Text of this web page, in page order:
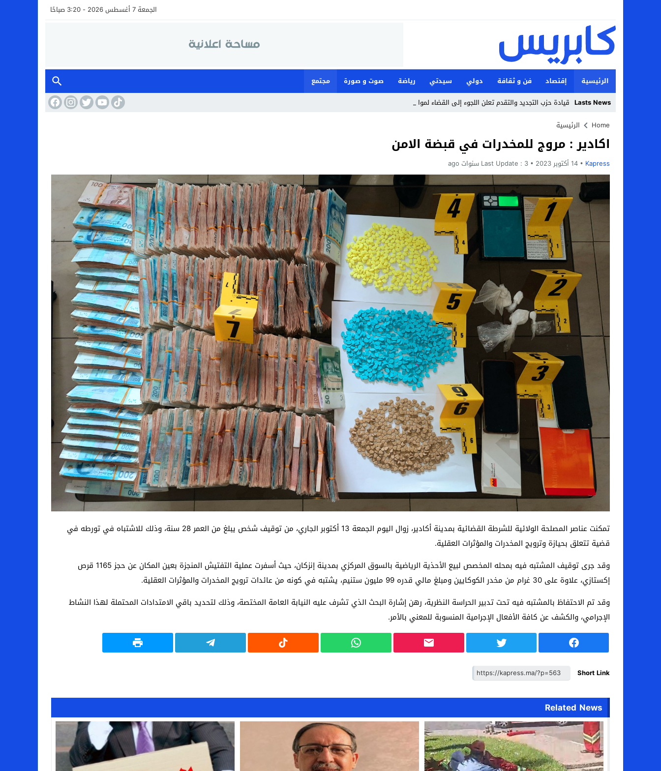
الجمعة 7 أغسطس 2026 - 3:20 صباحًا
الرئيسية إقتصاد فن و ثقافة دولي سيدتي رياضة صوت و صورة
مجتمع
Lasts News قيادة حزب التجديد والتقدم تعلن اللجوء إلى القضاء لمواجهة ما وصف _
Stop
Previous
Next
Home الرئيسية
اكادير : مروج للمخدرات في قبضة الامن
Kapress 14 أكتوبر 2023 Last Update : 3 سنوات ago
تمكنت عناصر المصلحة الولائية للشرطة القضائية بمدينة أكادير، زوال اليوم الجمعة 13 أكتوبر الجاري، من توقيف شخص يبلغ من العمر 28 سنة، وذلك للاشتباه في تورطه في
قضية تتعلق بحيازة وترويج المخدرات والمؤثرات العقلية.
وقد جرى توقيف المشتبه فيه بمحله المخصص لبيع الأحذية الرياضية بالسوق المركزي بمدينة إنزكان، حيث أسفرت عملية التفتيش المنجزة بعين المكان عن حجز 1165 قرص
إكستازي، علاوة على 30 غرام من مخدر الكوكايين ومبلغ مالي قدره 99 مليون ستنيم، يشتبه في كونه من عائدات ترويج المخدرات والمؤثرات العقلية.
وقد تم الاحتفاظ بالمشتبه فيه تحت تدبير الحراسة النظرية، رهن إشارة البحث الذي تشرف عليه النيابة العامة المختصة، وذلك لتحديد باقي الامتدادات المحتملة لهذا النشاط
الإجرامي، والكشف عن كافة الأفعال الإجرامية المنسوبة للمعني بالأمر.
Short Link
Related News